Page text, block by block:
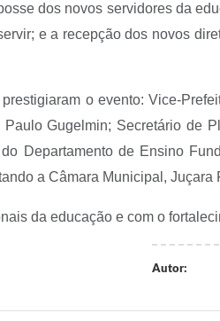
dos novos servidores da
e a recepção dos novos
o evento: Vice-
Gugelmin; Secretário de
Departamento de Ensino
a Câmara Municipal,
da educação e com o
Autor: